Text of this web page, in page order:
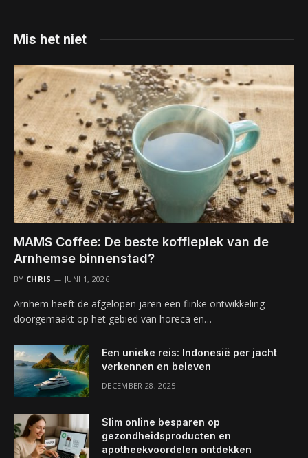
Mis het niet
MAMS Coffee: De beste koffieplek van de
Arnhemse binnenstad?
BY CHRIS JUNI 1, 2026
Arnhem heeft de afgelopen jaren een flinke ontwikkeling
doorgemaakt op het gebied van horeca en…
Een unieke reis: Indonesië per jacht
verkennen en beleven
DECEMBER 28, 2025
Slim online besparen op
gezondheidsproducten en
apotheekvoordelen ontdekken